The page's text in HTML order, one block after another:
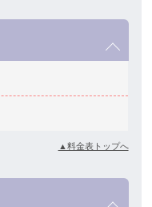
▲料金表トップへ